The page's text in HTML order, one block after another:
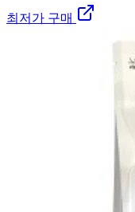
최저가 구매